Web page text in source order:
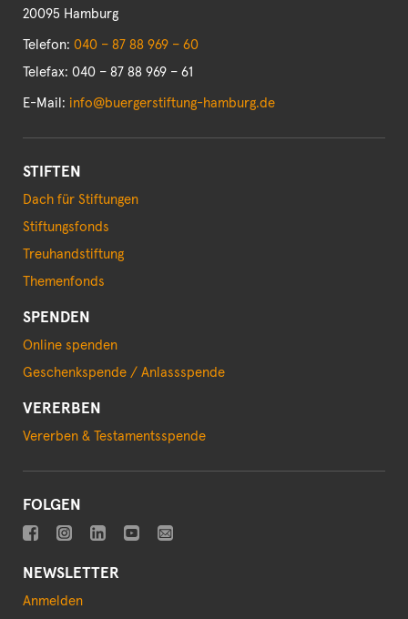
20095 Hamburg
Telefon: 040 – 87 88 969 – 60
Telefax: 040 – 87 88 969 – 61
E-Mail: info@buergerstiftung-hamburg.de
STIFTEN
Dach für Stiftungen
Stiftungsfonds
Treuhandstiftung
Themenfonds
SPENDEN
Online spenden
Geschenkspende / Anlassspende
VERERBEN
Vererben & Testamentsspende
FOLGEN
NEWSLETTER
Anmelden